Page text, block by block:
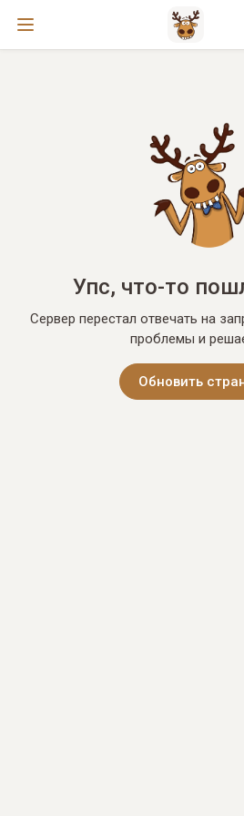
Упс, что-то
Сервер перестал отвечать на
проблемы и
Обновить